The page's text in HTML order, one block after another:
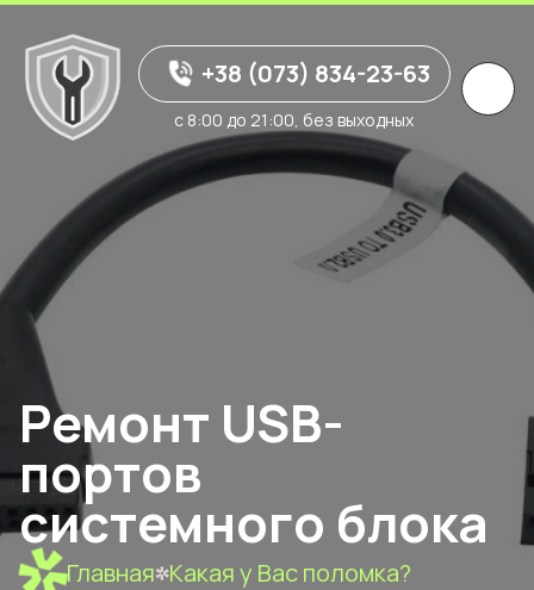
+38 (073) 834-23-63
с 8:00 до 21:00, без выходных
Ремонт USB-
портов
системного блока
Главная Какая у Вас поломка?